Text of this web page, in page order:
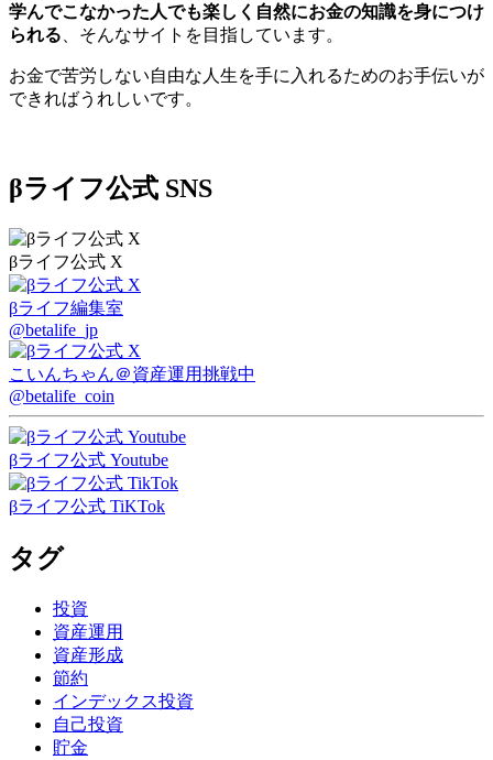
学んでこなかった人でも楽しく自然にお金の知識を身につけ
られる 、そんなサイトを目指しています。
お金で苦労しない自由な人生を手に入れるためのお手伝いが
できればうれしいです。
βライフ公式 SNS
βライフ公式 X
βライフ編集室
@betalife_jp
こいんちゃん＠資産運用挑戦中
@betalife_coin
βライフ公式 Youtube
βライフ公式 TiKTok
タグ
投資
資産運用
資産形成
節約
インデックス投資
自己投資
貯金